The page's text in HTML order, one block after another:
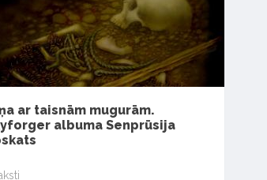
ar taisnām mugurām.
albuma Senprūsija